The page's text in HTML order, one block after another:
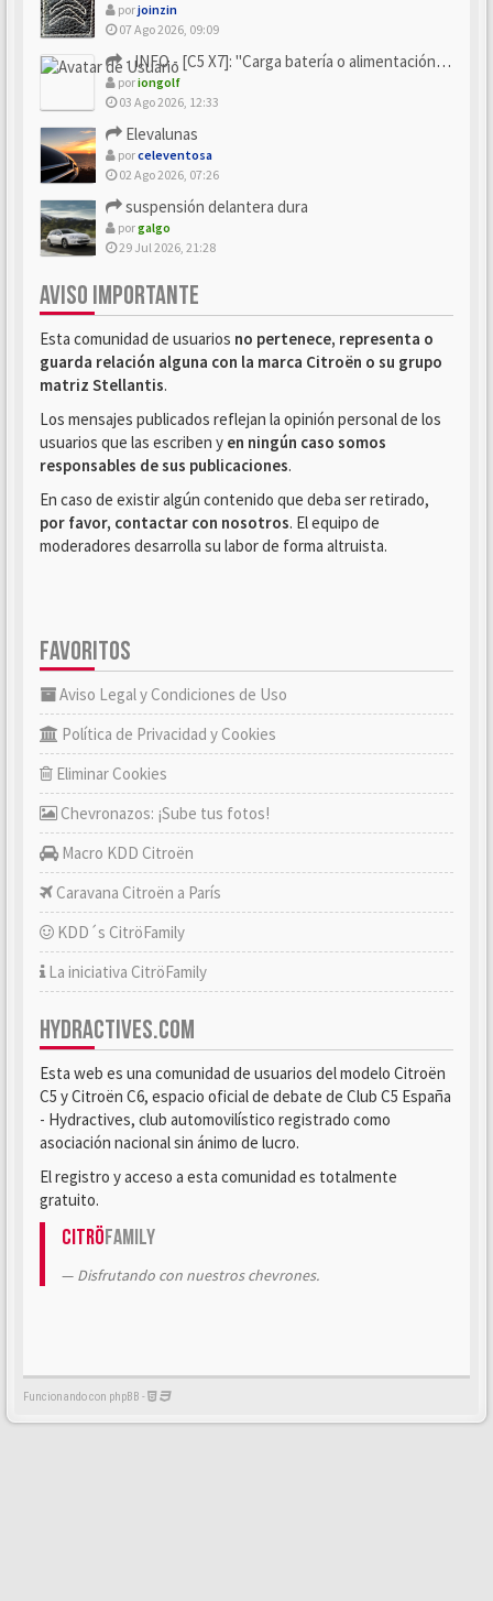
porjoinzin
07 Ago 2026, 09:09
- INFO - [C5 X7]: "Carga batería o alimentación eléctri...
poriongolf
03 Ago 2026, 12:33
Elevalunas
porceleventosa
02 Ago 2026, 07:26
suspensión delantera dura
porgalgo
29 Jul 2026, 21:28
AVISO IMPORTANTE
Esta comunidad de usuarios no pertenece, representa o
guarda relación alguna con la marca Citroën o su grupo
matriz Stellantis.
Los mensajes publicados reflejan la opinión personal de los
usuarios que las escriben y en ningún caso somos
responsables de sus publicaciones.
En caso de existir algún contenido que deba ser retirado,
por favor, contactar con nosotros. El equipo de
moderadores desarrolla su labor de forma altruista.
FAVORITOS
Aviso Legal y Condiciones de Uso
Política de Privacidad y Cookies
Eliminar Cookies
Chevronazos: ¡Sube tus fotos!
Macro KDD Citroën
Caravana Citroën a París
KDD´s CitröFamily
La iniciativa CitröFamily
HYDRACTIVES.COM
Esta web es una comunidad de usuarios del modelo Citroën
C5 y Citroën C6, espacio oficial de debate de Club C5 España
- Hydractives, club automovilístico registrado como
asociación nacional sin ánimo de lucro.
El registro y acceso a esta comunidad es totalmente
gratuito.
CitröFamily
Disfrutando con nuestros chevrones.
Funcionando con phpBB -